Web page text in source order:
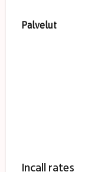
Palvelut
Incall rates